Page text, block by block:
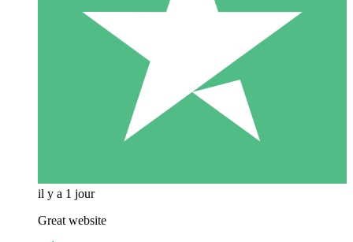
il y a 1 jour
Great website